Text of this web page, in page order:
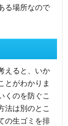
る場所なので
えると、いか
とがわかりま
くのを防ぐこ
法は別のとこ
の生ゴミを排